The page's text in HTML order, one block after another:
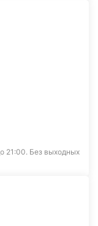
21:00. Без выходных